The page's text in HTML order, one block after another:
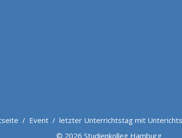
/ Event / letzter Unterrichtstag mit
© 2026 Studienkolleg Hamburg